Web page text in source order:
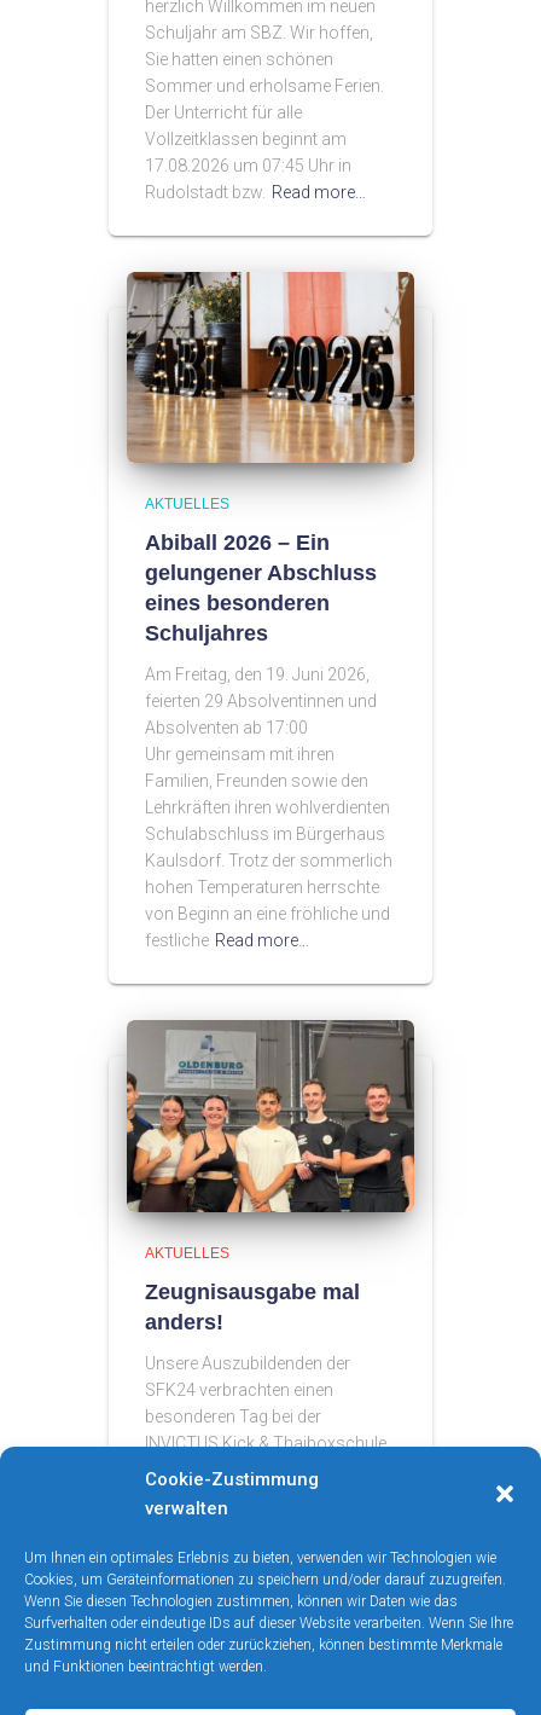
Cookie-Zustimmung
verwalten
Um Ihnen ein optimales Erlebnis zu bieten, verwenden wir Technologien wie
Cookies, um Geräteinformationen zu speichern und/oder darauf zuzugreifen.
Wenn Sie diesen Technologien zustimmen, können wir Daten wie das
Surfverhalten oder eindeutige IDs auf dieser Website verarbeiten. Wenn Sie Ihre
Zustimmung nicht erteilen oder zurückziehen, können bestimmte Merkmale
und Funktionen beeinträchtigt werden.
herzlich Willkommen im neuen
Schuljahr am SBZ. Wir hoffen,
Sie hatten einen schönen
Sommer und erholsame Ferien.
Der Unterricht für alle
Vollzeitklassen beginnt am
17.08.2026 um 07:45 Uhr in
Rudolstadt bzw. Read more…
AKTUELLES
Abiball 2026 – Ein
gelungener Abschluss
eines besonderen
Schuljahres
Am Freitag, den 19. Juni 2026,
feierten 29 Absolventinnen und
Absolventen ab 17:00
Uhr gemeinsam mit ihren
Familien, Freunden sowie den
Lehrkräften ihren wohlverdienten
Schulabschluss im Bürgerhaus
Kaulsdorf. Trotz der sommerlich
hohen Temperaturen herrschte
von Beginn an eine fröhliche und
festliche Read more…
AKTUELLES
Zeugnisausgabe mal
anders!
Unsere Auszubildenden der
SFK24 verbrachten einen
besonderen Tag bei der
INVICTUS Kick & Thaiboxschule.
Statt klassischem Schulalltag
dem Programm. Mit einem
sportlichen Part, jeder Menge
guter Laune und Read more…